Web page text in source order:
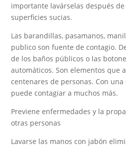
importante lavárselas después
superficies sucias.
Las barandillas, pasamanos,
publico son fuente de contagio.
de los baños públicos o las
automáticos. Son elementos que
centenares de personas. Con
puede contagiar a muchos más.
Previene enfermedades y la
otras personas
Lavarse las manos con jabón